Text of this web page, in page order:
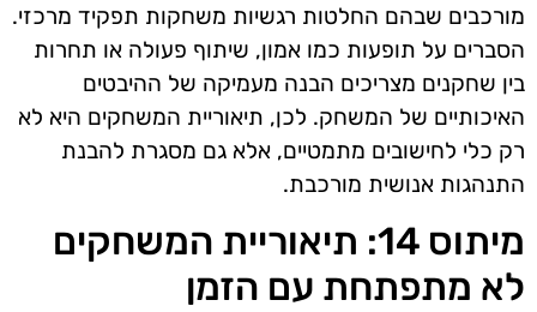
מורכבים שבהם החלטות רגשיות משחקות תפקיד מרכזי.
הסברים על תופעות כמו אמון, שיתוף פעולה או תחרות
בין שחקנים מצריכים הבנה מעמיקה של ההיבטים
האיכותיים של המשחק. לכן, תיאוריית המשחקים היא לא
רק כלי לחישובים מתמטיים, אלא גם מסגרת להבנת
התנהגות אנושית מורכבת.
מיתוס 14: תיאוריית המשחקים
לא מתפתחת עם הזמן